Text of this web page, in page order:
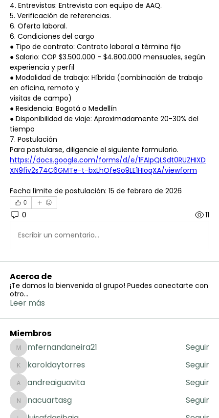
4. Entrevistas: Entrevista con equipo de AAQ.
5. Verificación de referencias.
6. Oferta laboral.
6. Condiciones del cargo
● Tipo de contrato: Contrato laboral a término fijo
● Salario: COP $3.500.000 - $4.800.000 mensuales, según
experiencia y perfil
● Modalidad de trabajo: Híbrida (combinación de trabajo
en oficina, remoto y
visitas de campo)
● Residencia: Bogotá o Medellín
● Disponibilidad de viaje: Aproximadamente 20-30% del
tiempo
7. Postulación
https://docs.google.com/forms/d/e/1FAIpQLSdt0RUZHIXD
XN9fiv2s74C6GMTe-t-bxLhOfeSo9LE1HIoqXA/viewform
Fecha límite de postulación: 15 de febrero de 2026
0
0 11
Escribir un comentario...
Acerca de
¡Te damos la bienvenida al grupo! Puedes conectarte con
otro...
Leer más
Miembros
mfernandaneira21
mfernandaneira21 Seguir
karoldaytorres
karoldaytorres Seguir
andreaiguavita
andreaiguavita Seguir
nacuartasg
nacuartasg
Seguir